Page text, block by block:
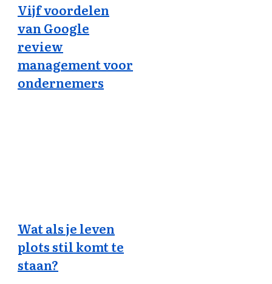
Vijf voordelen
van Google
review
management voor
ondernemers
Wat als je leven
plots stil komt te
staan?